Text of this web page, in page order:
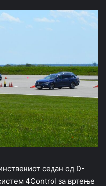
седан од D-
4Control за вртење